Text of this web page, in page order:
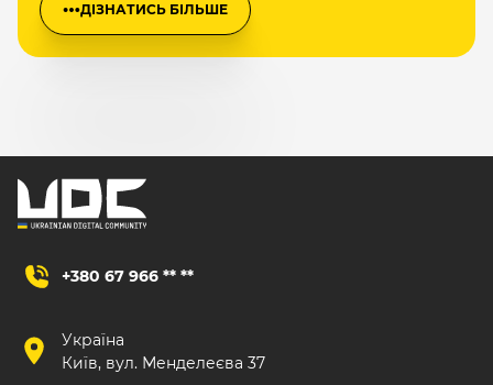
ДІЗНАТИСЬ БІЛЬШЕ
+380 67 966 ** **
Україна
Київ, вул. Менделеєва 37